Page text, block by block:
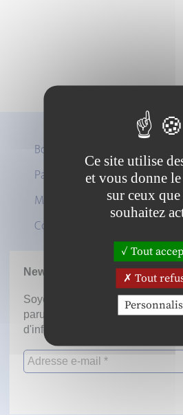
Boutique
Panier
Mon compte
Contact
Newsletter
Soyez informé dès la mise en
parutions en vous inscrivant à
d'information.
Ce site utilise
et vous donne
sur ceux
souhaitez
Tout
Tout